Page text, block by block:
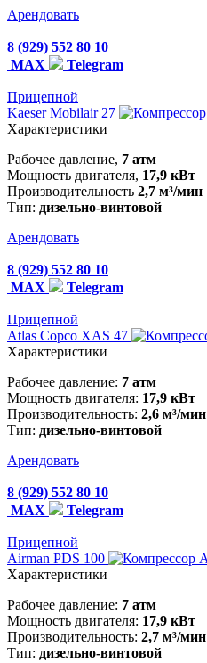
Арендовать
8 (929) 552 80 10
MAX
Telegram
Прицепной
Kaeser Mobilair 27
Характеристики
Рабочее давление, 7 атм
Мощность двигателя, 17,9 кВт
Производительность 2,7 м³/мин
Тип: дизельно-винтовой
Арендовать
8 (929) 552 80 10
MAX
Telegram
Прицепной
Atlas Copco XAS 47
Характеристики
Рабочее давление: 7 атм
Мощность двигателя: 17,9 кВт
Производительность: 2,6 м³/мин
Тип: дизельно-винтовой
Арендовать
8 (929) 552 80 10
MAX
Telegram
Прицепной
Airman PDS 100
Характеристики
Рабочее давление: 7 атм
Мощность двигателя: 17,9 кВт
Производительность: 2,7 м³/мин
Тип: дизельно-винтовой